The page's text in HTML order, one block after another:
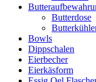
Butterdose
Bowls
Dippschalen
Eierbecher
Eierkäsform